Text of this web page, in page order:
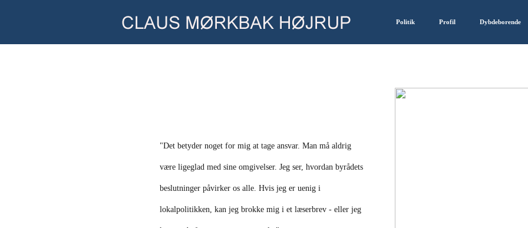
Politik Profil Dybdeborende
"Det betyder noget for mig at tage ansvar. Man må aldrig
være ligeglad med sine omgivelser. Jeg ser, hvordan byrådets
beslutninger påvirker os alle. Hvis jeg er uenig i
lokalpolitikken, kan jeg brokke mig i et læserbrev - eller jeg